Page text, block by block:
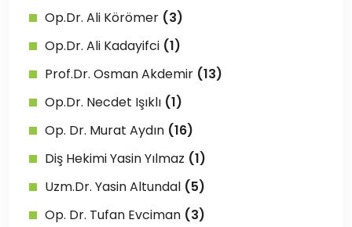
Op.Dr. Ali Körömer (3)
Op.Dr. Ali Kadayifci (1)
Prof.Dr. Osman Akdemir (13)
Op.Dr. Necdet Işıklı (1)
Op. Dr. Murat Aydın (16)
Diş Hekimi Yasin Yılmaz (1)
Uzm.Dr. Yasin Altundal (5)
Op. Dr. Tufan Evciman (3)